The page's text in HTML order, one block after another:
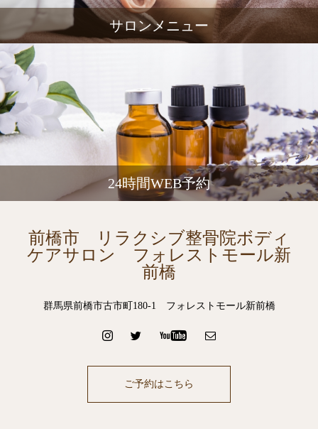
サロンメニュー
24時間WEB予約
前橋市 リラクシブ整骨院ボディ
ケアサロン フォレストモール新
前橋
群馬県前橋市古市町180-1 フォレストモール新前橋
ご予約はこちら